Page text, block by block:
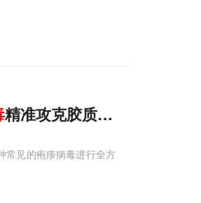
精准攻克胶质母细胞
常见的疱疹病毒进行全方